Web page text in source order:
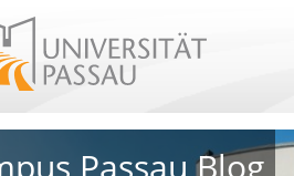
Passau Blog